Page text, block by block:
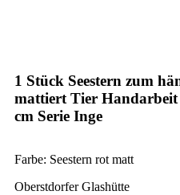
1 Stück Seestern zum
mattiert Tier Handarbeit
cm Serie Inge
Farbe: Seestern rot matt
Oberstdorfer Glashütte